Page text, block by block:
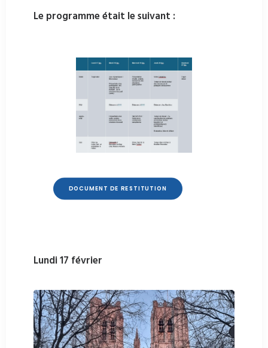
Le programme était le suivant :
DOCUMENT DE RESTITUTION
Lundi 17 février